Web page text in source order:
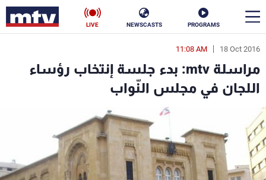
PROGRAMS
NEWSCASTS
LIVE
18 Oct 2016
11:08 AM
مراسلة mtv: بدء جلسة إنتخاب رؤساء
اللجان في مجلس النّواب
en
الأخبار
ناس
إقتصاد فن
منوعات رياضة